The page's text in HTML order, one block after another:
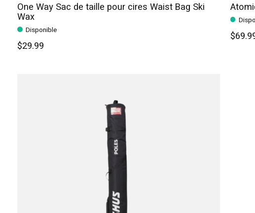
One Way Sac de taille pour cires Waist Bag Ski
Wax
Disponible
$29.99